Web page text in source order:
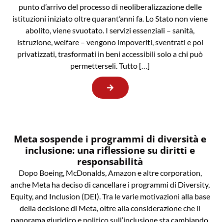
punto d’arrivo del processo di neoliberalizzazione delle
istituzioni iniziato oltre quarant’anni fa. Lo Stato non viene
abolito, viene svuotato. I servizi essenziali – sanità,
istruzione, welfare – vengono impoveriti, sventrati e poi
privatizzati, trasformati in beni accessibili solo a chi può
permetterseli. Tutto […]
Meta sospende i programmi di diversità e
inclusione: una riflessione su diritti e
responsabilità
Dopo Boeing, McDonalds, Amazon e altre corporation,
anche Meta ha deciso di cancellare i programmi di Diversity,
Equity, and Inclusion (DEI). Tra le varie motivazioni alla base
della decisione di Meta, oltre alla considerazione che il
panorama giuridico e politico sull’inclusione sta cambiando,